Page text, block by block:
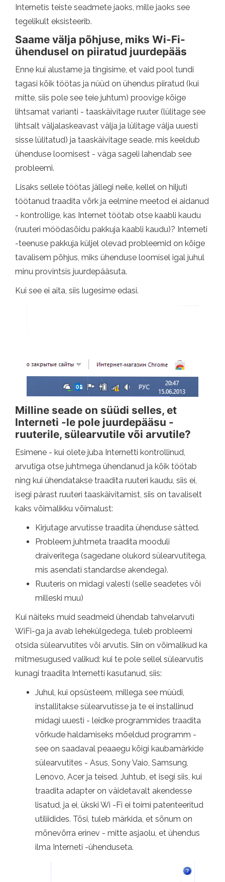
Internetis teiste seadmete jaoks, mille jaoks see
tegelikult eksisteerib.
Saame välja põhjuse, miks Wi-Fi-
ühendusel on piiratud juurdepääs
Enne kui alustame ja tingisime, et vaid pool tundi
tagasi kõik töötas ja nüüd on ühendus piiratud (kui
mitte, siis pole see teie juhtum) proovige kõige
lihtsamat varianti - taaskäivitage ruuter (lülitage see
lihtsalt väljalaskeavast välja ja lülitage välja uuesti
sisse lülitatud) ja taaskäivitage seade, mis keeldub
ühenduse loomisest - väga sageli lahendab see
probleemi.
Lisaks sellele töötas jällegi neile, kellel on hiljuti
töötanud traadita võrk ja eelmine meetod ei aidanud
- kontrollige, kas Internet töötab otse kaabli kaudu
(ruuteri möödasõidu pakkuja kaabli kaudu)? Interneti
-teenuse pakkuja küljel olevad probleemid on kõige
tavalisem põhjus, miks ühenduse loomisel igal juhul
minu provintsis juurdepääsuta.
Kui see ei aita, siis lugesime edasi.
Milline seade on süüdi selles, et
Interneti -le pole juurdepääsu -
ruuterile, sülearvutile või arvutile?
Esimene - kui olete juba Internetti kontrollinud,
arvutiga otse juhtmega ühendanud ja kõik töötab
ning kui ühendatakse traadita ruuteri kaudu, siis ei,
isegi pärast ruuteri taaskäivitamist, siis on tavaliselt
kaks võimalikku võimalust:
Kirjutage arvutisse traadita ühenduse sätted.
Probleem juhtmeta traadita mooduli
draiveritega (sagedane olukord sülearvutitega,
mis asendati standardse akendega).
Ruuteris on midagi valesti (selle seadetes või
milleski muu)
Kui näiteks muid seadmeid ühendab tahvelarvuti
WiFi-ga ja avab lehekülgedega, tuleb probleemi
otsida sülearvutites või arvutis. Siin on võimalikud ka
mitmesugused valikud: kui te pole sellel sülearvutis
kunagi traadita Internetti kasutanud, siis:
Juhul, kui opsüsteem, millega see müüdi,
installitakse sülearvutisse ja te ei installinud
midagi uuesti - leidke programmides traadita
võrkude haldamiseks mõeldud programm -
see on saadaval peaaegu kõigi kaubamärkide
sülearvutites - Asus, Sony Vaio, Samsung,
Lenovo, Acer ja teised. Juhtub, et isegi siis, kui
traadita adapter on väidetavalt akendesse
lisatud, ja ei, ükski Wi -Fi ei toimi patenteeritud
utiliidides. Tõsi, tuleb märkida, et sõnum on
mõnevõrra erinev - mitte asjaolu, et ühendus
ilma Interneti -ühenduseta.